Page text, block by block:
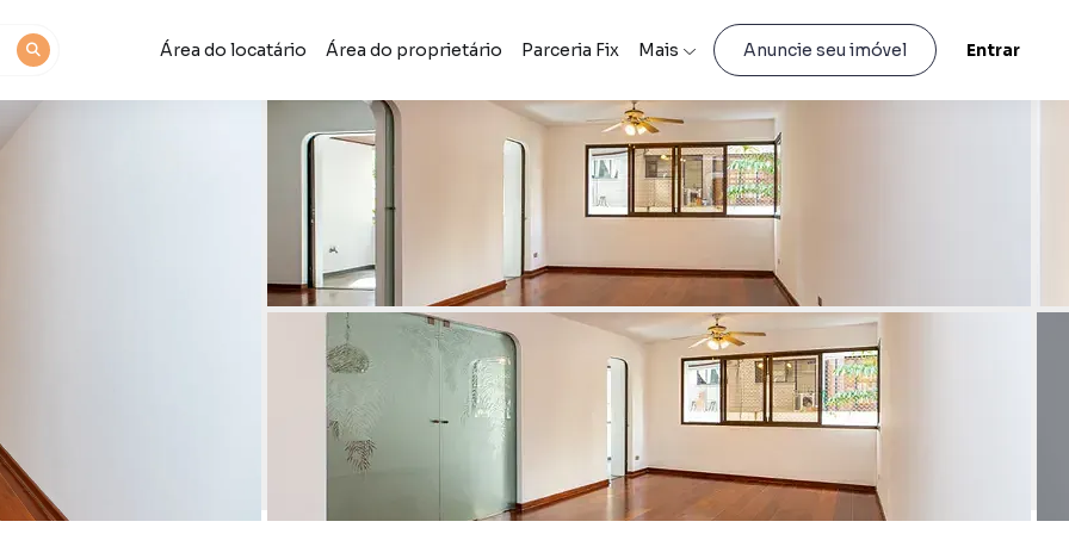
Área do locatário Área do proprietário Parceria Fix Mais Anuncie seu imóvel Entrar